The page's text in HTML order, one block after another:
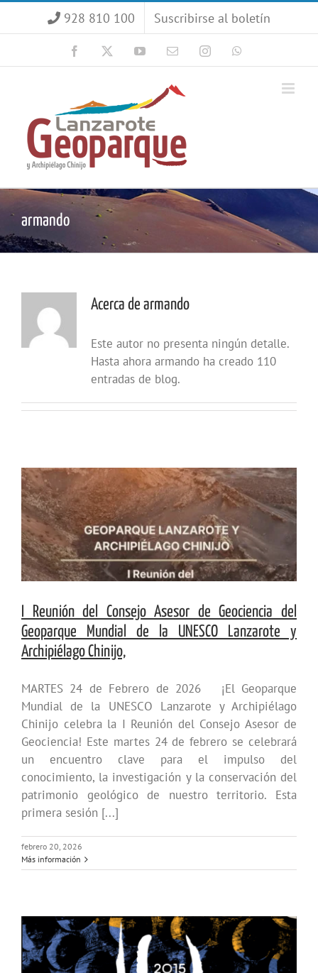
928 810 100 Suscribirse al boletín
Facebook YouTubeCorreoInstagram
armando
Acerca de armando
Este autor no presenta ningún detalle.
Hasta ahora armando ha creado 110
entradas de blog.
I Reunión del Consejo Asesor de Geociencia del
Geoparque Mundial de la UNESCO Lanzarote y
Archipiélago Chinijo,
MARTES 24 de Febrero de 2026 ¡El Geoparque
Mundial de la UNESCO Lanzarote y Archipiélago
Chinijo celebra la I Reunión del Consejo Asesor de
Geociencia! Este martes 24 de febrero se celebrará
un encuentro clave para el impulso del
conocimiento, la investigación y la conservación del
patrimonio geológico de nuestro territorio. Esta
primera sesión [...]
febrero 20, 2026
Más información